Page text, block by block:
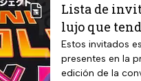
Lista de
lujo que
Animole
Estos invitados
presentes en la
edición de la